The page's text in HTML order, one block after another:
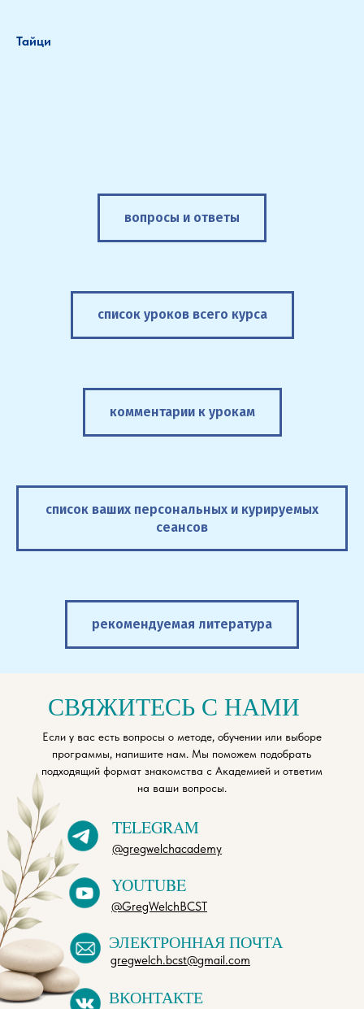
Тайци
вопросы и ответы
список уроков всего курса
комментарии к урокам
список ваших персональных и курируемых
сеансов
рекомендуемая литература
СВЯЖИТЕСЬ С НАМИ
Если у вас есть вопросы о методе, обучении или выборе
программы, напишите нам. Мы поможем подобрать
подходящий формат знакомства с Академией и ответим
на ваши вопросы.
TELEGRAM
YOUTUBE
ВКОНТАКТЕ
ЭЛЕКТРОННАЯ ПОЧТА
gregwelch.bcst@gmail.com
@GregWelchBCST
@gregwelchacademy